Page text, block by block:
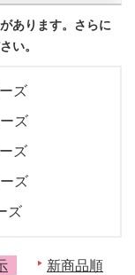
あります。さらに
い。
ズ
ズ
ズ
ズ
ズ
新商品順